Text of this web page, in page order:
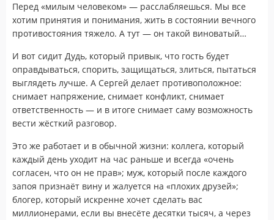
Перед «милым человеком» — расслабляешься. Мы все
хотим принятия и понимания, жить в состоянии вечного
противостояния тяжело. А тут — он такой виноватый…
И вот сидит Дудь, который привык, что гость будет
оправдываться, спорить, защищаться, злиться, пытаться
выглядеть лучше. А Сергей делает противоположное:
снимает напряжение, снимает конфликт, снимает
ответственность — и в итоге снимает саму возможность
вести жёсткий разговор.
Это же работает и в обычной жизни: коллега, который
каждый день уходит на час раньше и всегда «очень
согласен, что он не прав»; муж, который после каждого
запоя признаёт вину и жалуется на «плохих друзей»;
блогер, который искренне хочет сделать вас
миллионерами, если вы внесёте десятки тысяч, а через